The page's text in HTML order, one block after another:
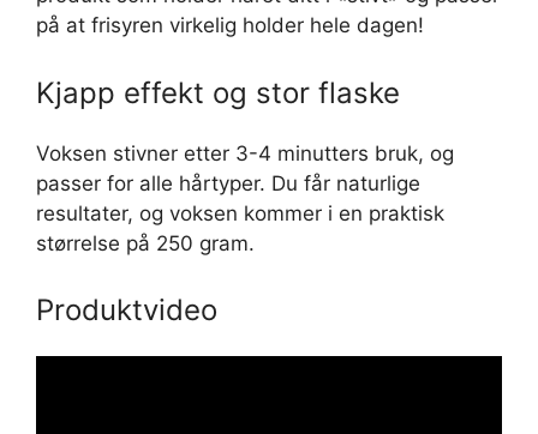
på at frisyren virkelig holder hele dagen!
Kjapp effekt og stor flaske
Voksen stivner etter 3-4 minutters bruk, og
passer for alle hårtyper. Du får naturlige
resultater, og voksen kommer i en praktisk
størrelse på 250 gram.
Produktvideo